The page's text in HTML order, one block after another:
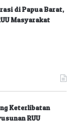
di Papua Barat,
Masyarakat
Keterlibatan
RUU